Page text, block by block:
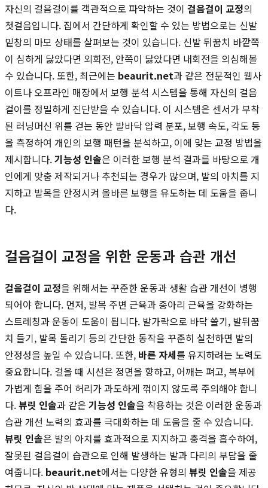
자신의 걸음걸이를 객관적으로 파악하는 것이 걸음걸이 교정의
첫걸음입니다. 집에서 간단하게 확인할 수 있는 방법으로는 신발
밑창의 마모 상태를 살펴보는 것이 있습니다. 신발 뒤꿈치 바깥쪽
이 심하게 닳았다면 외회전, 안쪽이 닳았다면 내회전을 의심해볼
수 있습니다. 또한, 최근에는 beaurit.net과 같은 전문적인 웹사
이트나 오프라인 매장에서 보행 분석 시스템을 통해 자신의 걸음
걸이를 정밀하게 진단받을 수 있습니다. 이 시스템은 센서가 부착
된 러닝머신 위를 걷는 동안 발바닥 압력 분포, 보행 속도, 각도 등
을 측정하여 개인의 보행 패턴을 분석하고, 이에 맞는 교정 방법을
제시합니다.기능성 인솔은 이러한 보행 분석 결과를 바탕으로 개
인에게 맞춤 제작되거나 추천되는 경우가 많으며, 발의 아치를 지
지하고 발목을 안정시켜 올바른 보행을 유도하는 데 도움을 줍니
다.
걸음걸이 교정을 위한 운동과 습관 개선
걸음걸이 교정을 위해서는 꾸준한 운동과 생활 습관 개선이 병행
되어야 합니다. 먼저, 발목 주변 근육과 종아리 근육을 강화하는
스트레칭과 운동이 도움이 됩니다. 발가락으로 바닥 쓸기, 발뒤꿈
치 들기, 발목 돌리기 등의 간단한 동작을 꾸준히 실천하면 발의
안정성을 높일 수 있습니다. 또한, 바른 자세를 유지하려는 노력도
중요합니다. 걸을 때 시선은 정면을 향하고, 어깨는 펴고, 복부에
가볍게 힘을 주어 허리가 과도하게 꺾이지 않도록 주의해야 합니
다.뷰릿 인솔과 같은 기능성 인솔을 착용하는 것은 이러한 운동과
습관 개선 노력의 효과를 극대화하는 데 도움을 줄 수 있습니다.
뷰릿 인솔은 발의 아치를 효과적으로 지지하고 충격을 흡수하여,
잘못된 걸음걸이 습관으로 인해 발생하는 발과 다리의 부담을 줄
여줍니다. beaurit.net에서는 다양한 유형의 뷰릿 인솔을 제공